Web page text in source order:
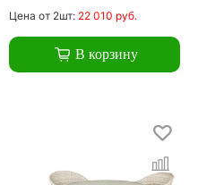
Цена от 2шт: 22 010 руб.
В корзину